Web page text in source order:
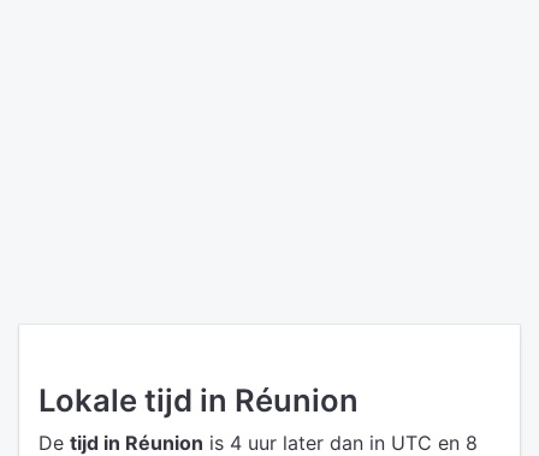
Lokale tijd in Réunion
De tijd in Réunion is 4 uur later dan in UTC en 8